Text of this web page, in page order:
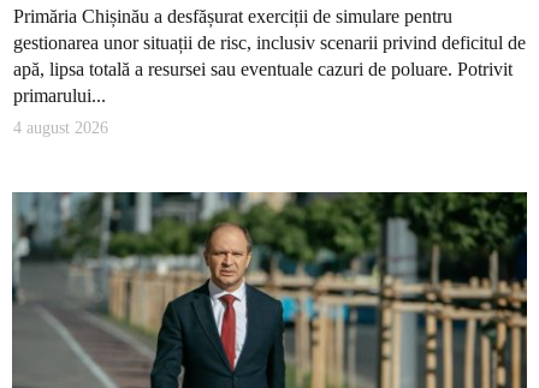
Primăria Chișinău a desfășurat exerciții de simulare pentru
gestionarea unor situații de risc, inclusiv scenarii privind deficitul de
apă, lipsa totală a resursei sau eventuale cazuri de poluare. Potrivit
primarului...
4 august 2026